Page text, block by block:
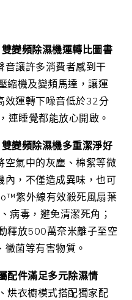
雙變頻除濕機運轉比圖書
音讓許多消費者感到干
縮機及變頻馬達，讓運
效運轉下噪音低於32分
連睡覺都能放心開啟。
雙變頻除濕機多重潔淨好
空氣中的灰塵、棉絮等微
內，不僅造成異味，也可
紫外線有效殺死風扇葉
病毒，避免清潔死角；
釋放500萬奈米離子至空
菌等有害物質。
配件滿足多元除濕情
烘衣櫥模式搭配獨家配